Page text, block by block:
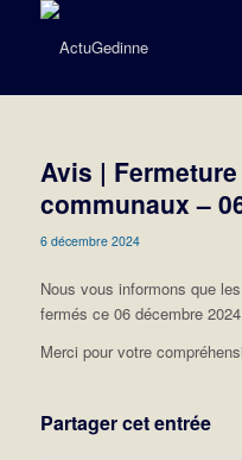
Avis |
communaux –
6 décembre 2024
Nous vous informons que
fermés ce 06 décembre
Merci pour votre
Partager cet entrée